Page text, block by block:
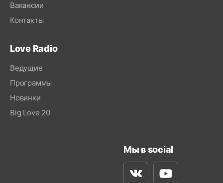
Вакансии
Контакты
Love Radio
Ведущие
Программы
Новинки
Big Love 20
Мы в social
ВконтактеYoutube